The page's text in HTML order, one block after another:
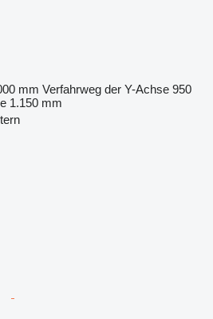
mm Verfahrweg der Y-Achse 950
1.150 mm